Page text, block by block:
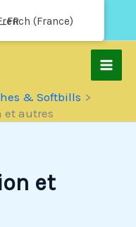
& Softbills
et autres
et
(France)